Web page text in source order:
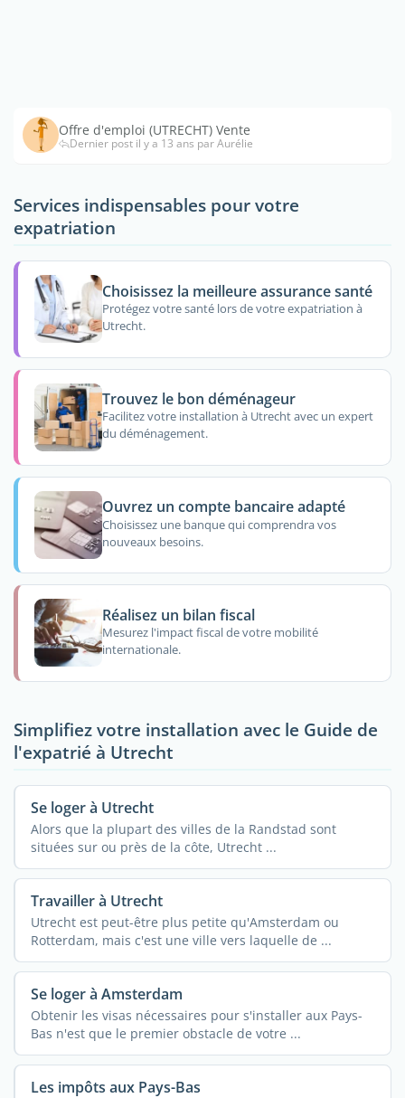
Offre d'emploi (UTRECHT) Vente
Dernier post il y a 13 ans par Aurélie
Services indispensables pour votre
expatriation
Choisissez la meilleure assurance santé
Protégez votre santé lors de votre expatriation à
Utrecht.
Trouvez le bon déménageur
Facilitez votre installation à Utrecht avec un expert
du déménagement.
Ouvrez un compte bancaire adapté
Choisissez une banque qui comprendra vos
nouveaux besoins.
Réalisez un bilan fiscal
Mesurez l'impact fiscal de votre mobilité
internationale.
Simplifiez votre installation avec le Guide de
l'expatrié à Utrecht
Se loger à Utrecht
Alors que la plupart des villes de la Randstad sont
situées sur ou près de la côte, Utrecht ...
Travailler à Utrecht
Utrecht est peut-être plus petite qu'Amsterdam ou
Rotterdam, mais c'est une ville vers laquelle de ...
Se loger à Amsterdam
Obtenir les visas nécessaires pour s'installer aux Pays-
Bas n'est que le premier obstacle de votre ...
Les impôts aux Pays-Bas